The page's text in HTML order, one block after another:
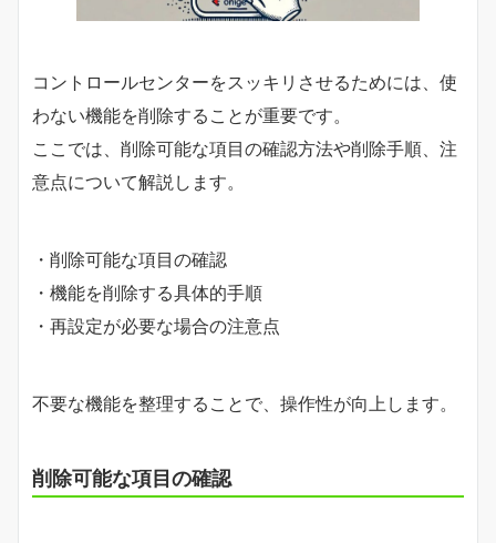
コントロールセンターをスッキリさせるためには、使
わない機能を削除することが重要です。
ここでは、削除可能な項目の確認方法や削除手順、注
意点について解説します。
・削除可能な項目の確認
・機能を削除する具体的手順
・再設定が必要な場合の注意点
不要な機能を整理することで、操作性が向上します。
削除可能な項目の確認